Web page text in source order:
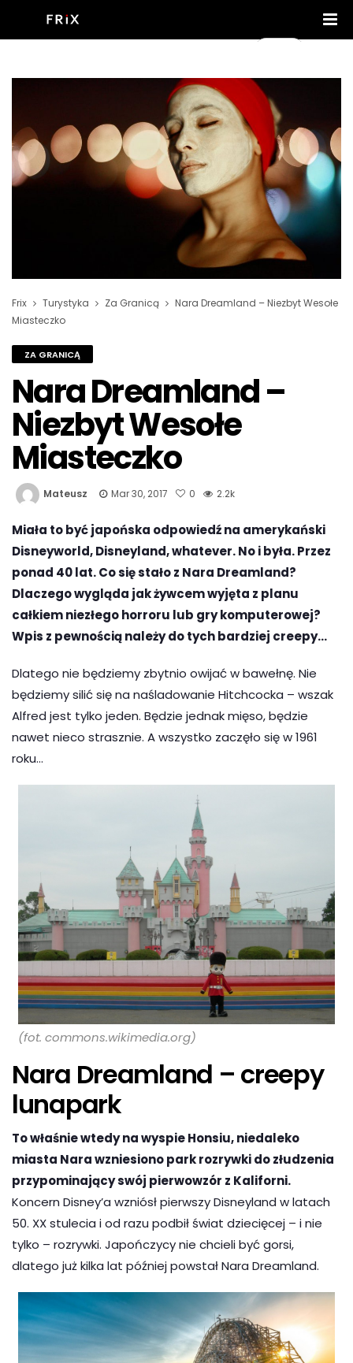
Frix Turystyka Za Granicą
Nara Dreamland – Niezbyt Wesołe
Miasteczko
ZA GRANICĄ
Nara Dreamland –
Niezbyt Wesołe
Miasteczko
Mateusz Mar 30, 2017 0 2.2k
Miała to być japońska odpowiedź na amerykański
Disneyworld, Disneyland, whatever. No i była. Przez
ponad 40 lat. Co się stało z Nara Dreamland?
Dlaczego wygląda jak żywcem wyjęta z planu
całkiem niezłego horroru lub gry komputerowej?
Wpis z pewnością należy do tych bardziej creepy…
Dlatego nie będziemy zbytnio owijać w bawełnę. Nie
będziemy silić się na naśladowanie Hitchcocka – wszak
Alfred jest tylko jeden. Będzie jednak mięso, będzie
nawet nieco strasznie. A wszystko zaczęło się w 1961
roku…
(fot. commons.wikimedia.org)
Nara Dreamland – creepy
lunapark
To właśnie wtedy na wyspie Honsiu, niedaleko
miasta Nara wzniesiono park rozrywki do złudzenia
przypominający swój pierwowzór z Kaliforni.
Koncern Disney’a wzniósł pierwszy Disneyland w latach
50. XX stulecia i od razu podbił świat dziecięcej – i nie
tylko – rozrywki. Japończycy nie chcieli być gorsi,
dlatego już kilka lat później powstał Nara Dreamland.